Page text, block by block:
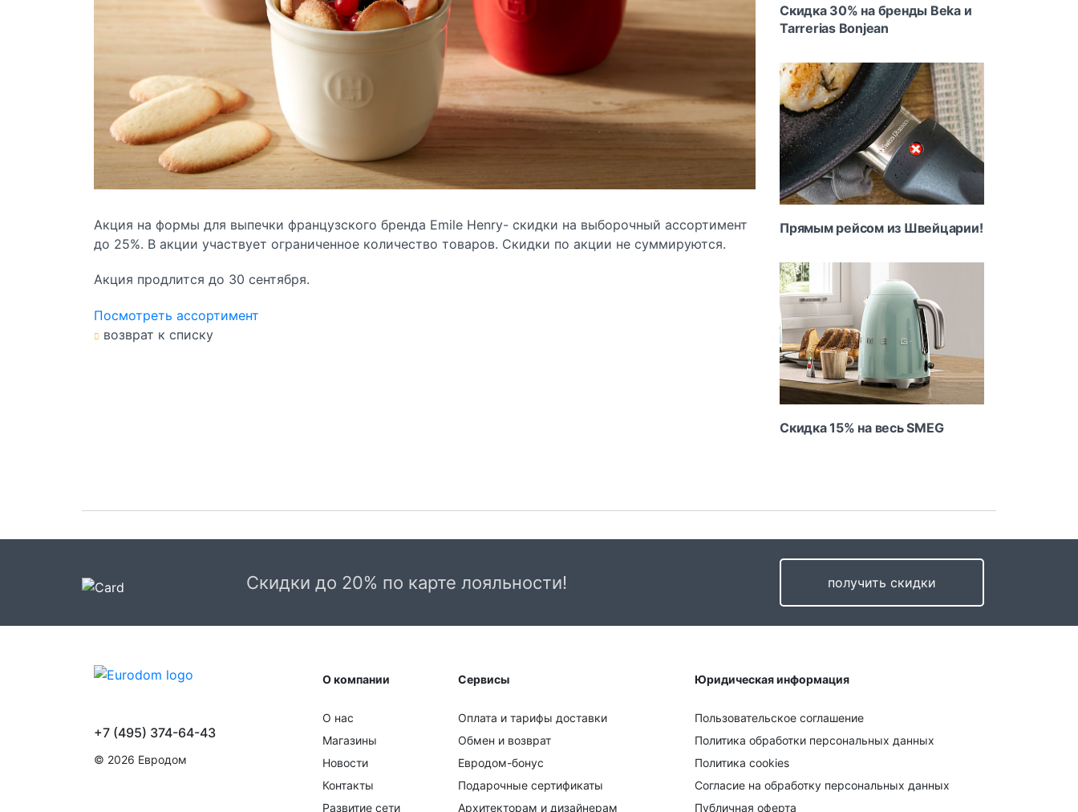
Акция на формы для выпечки французского бренда Emile Henry- скидки на выборочный ассортимент
до 25%. В акции участвует ограниченное количество товаров. Скидки по акции не суммируются.
Акция продлится до 30 сентября.
Посмотреть ассортимент
возврат к списку
Скидка 30% на бренды Beka и
Tarrerias Bonjean
Прямым рейсом из Швейцарии!
Скидка 15% на весь SMEG
Скидки до 20% по карте лояльности! получить скидки
О компании
О нас
Магазины
Новости
Контакты
Развитие сети
Сервисы
Оплата и тарифы доставки
Обмен и возврат
Евродом-бонус
Подарочные сертификаты
Архитекторам и дизайнерам
Юридическая информация
Пользовательское соглашение
Политика обработки персональных данных
Политика cookies
Согласие на обработку персональных данных
Публичная оферта
+7 (495) 374-64-43
© 2026 Евродом